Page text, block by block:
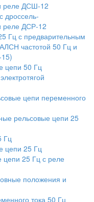
реле ДСШ-12
дроссель-
реле ДСР-12
Гц с предварительным
частотой 50 Гц и
цепи 50 Гц
цепи переменного
рельсовые цепи 25
Гц
цепи 25 Гц
цепи 25 Гц с реле
положения и
тока 50 Гц